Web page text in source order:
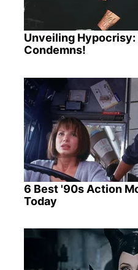
Unveiling Hypocrisy:
Condemns!
6 Best '90s Action
Today